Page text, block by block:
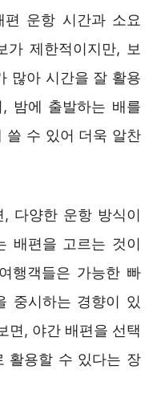
운항 시간과 소요
가 제한적이지만, 보
많아 시간을 잘 활용
밤에 출발하는 배를
쓸 수 있어 더욱 알찬
다양한 운항 방식이
배편을 고르는 것이
행객들은 가능한 빠
중시하는 경향이 있
면, 야간 배편을 선택
활용할 수 있다는 장